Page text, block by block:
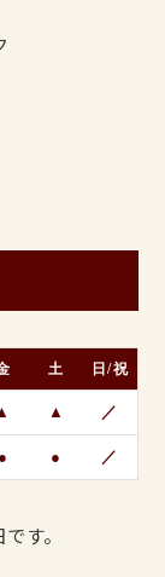
土 日/祝
▲ ／
● ● ／
す。